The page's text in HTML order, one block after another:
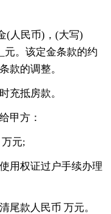
(人民币)，(大写)
元。该定金条款的约
款的调整。
充抵房款。
甲方：
元;
用权证过户手续办理
尾款人民币 万元。